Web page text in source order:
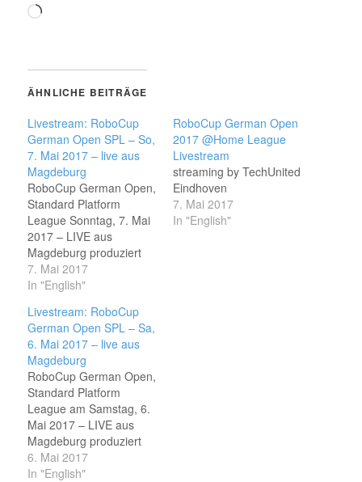
Wird
ÄHNLICHE BEITRÄGE
Livestream: RoboCup
German Open SPL – So,
7. Mai 2017 – live aus
Magdeburg
RoboCup German Open,
Standard Platform
League Sonntag, 7. Mai
2017 – LIVE aus
Magdeburg produziert
vom StreamTeam der
HTWK Leipzig
leipzig.de
7. Mai 2017
In "English"
RoboCup German Open
2017 @Home League
Livestream
streaming by TechUnited
Eindhoven
7. Mai 2017
In "English"
Livestream: RoboCup
German Open SPL – Sa,
6. Mai 2017 – live aus
Magdeburg
RoboCup German Open,
Standard Platform
League am Samstag, 6.
Mai 2017 – LIVE aus
Magdeburg produziert
vom StreamTeam der
HTWK Leipzig
6. Mai 2017
In "English"